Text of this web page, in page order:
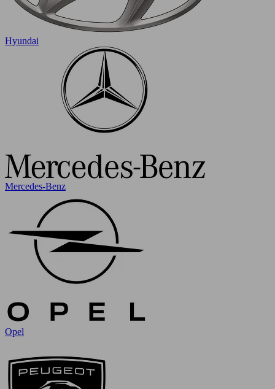
Hyundai
Mercedes-Benz
Opel